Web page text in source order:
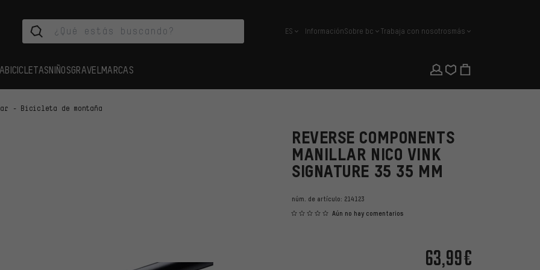
español
ES InformaciónSobre bc Trabaja con nosotrosmás
BICICLETASNIÑOSGRAVEL MARCAS
- Bicicleta de montaña
REVERSE COMPONENTS
MANILLAR NICO VINK
SIGNATURE 35 35 MM
núm. de artículo: 214123
Aún no hay comentarios
63,99€